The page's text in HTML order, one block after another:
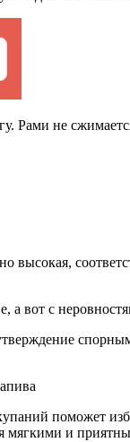
Рами не
вот с
поможет
мягкими и